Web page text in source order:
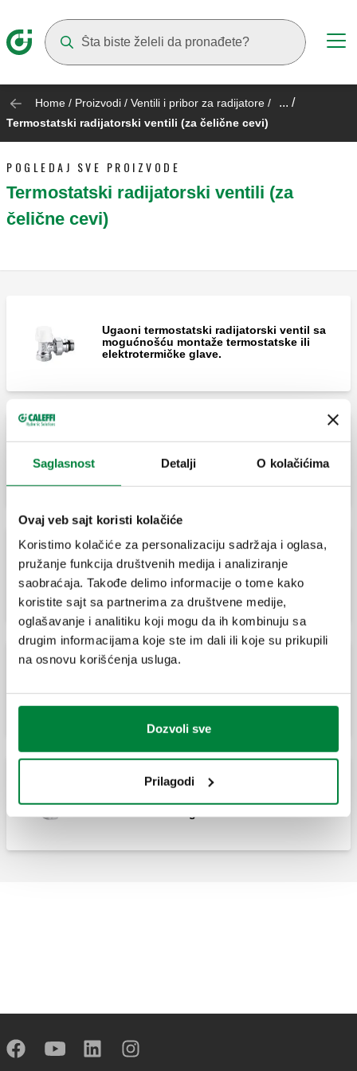
Saglasnost Detalji O kolačićima
Ovaj veb sajt koristi kolačiće
Koristimo kolačiće za personalizaciju sadržaja i oglasa,
pružanje funkcija društvenih medija i analiziranje
saobraćaja. Takođe delimo informacije o tome kako
koristite sajt sa partnerima za društvene medije,
oglašavanje i analitiku koji mogu da ih kombinuju sa
drugim informacijama koje ste im dali ili koje su prikupili
na osnovu korišćenja usluga.
Dozvoli sve
Prilagodi
Home / Proizvodi / Ventili i pribor za radijatore / ... /
Termostatski radijatorski ventili (za čelične cevi)
POGLEDAJ SVE PROIZVODE
Termostatski radijatorski ventili (za
čelične cevi)
Ugaoni termostatski radijatorski ventil sa
mogućnošću montaže termostatske ili
elektrotermičke glave.
Prav termostatski radijatorski ventil sa
mogućnošću montaže termostatske ili
elektrotermičke glave.
Tro-osni termostatski radijatorski ventil sa
mogućnošču montaže termostatske ili
elektrotermičke glave, desna verzija.
elektrotermičke glave, leva verzija.
Aksijalni termostatski radijatorski ventil sa
mogućnošću montaže termostatske ili